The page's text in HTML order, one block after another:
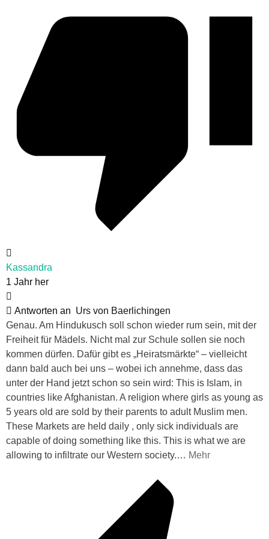
Kassandra
1 Jahr her
Antworten an Urs von Baerlichingen
Genau. Am Hindukusch soll schon wieder rum sein, mit der
Freiheit für Mädels. Nicht mal zur Schule sollen sie noch
kommen dürfen. Dafür gibt es „Heiratsmärkte“ – vielleicht
dann bald auch bei uns – wobei ich annehme, dass das
unter der Hand jetzt schon so sein wird: This is Islam, in
countries like Afghanistan. A religion where girls as young as
5 years old are sold by their parents to adult Muslim men.
These Markets are held daily , only sick individuals are
capable of doing something like this. This is what we are
allowing to infiltrate our Western society.… Mehr